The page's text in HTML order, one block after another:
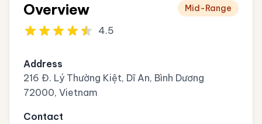
Overview
4.5
Mid-Range
Address
216 Đ. Lý Thường Kiệt, Dĩ An, Bình Dương
72000, Vietnam
Contact